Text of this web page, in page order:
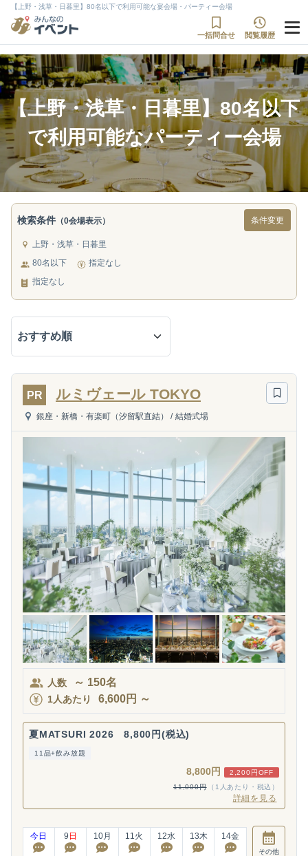
【上野・浅草・日暮里】80名以下で利用可能な宴会場・パーティー会場
一括問合せ 閲覧履歴
【上野・浅草・日暮里】80名以下
で利用可能なパーティー会場
検索条件 （0会場表示） 条件変更
上野・浅草・日暮里
80名以下
指定なし
指定なし
PR ルミヴェール TOKYO
銀座・新橋・有楽町（汐留駅直結） / 結婚式場
人数 ～ 150名
1人あたり 6,600円 ～
夏MATSURI 2026 8,800円(税込)
11品+飲み放題
8,800円
2,200円OFF
11,000円
（1人あたり・税込）
詳細を見る
今日 9 日 10月 11火 12水 13木 14金
その他